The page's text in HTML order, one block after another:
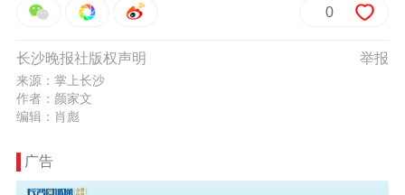
0
举报
长沙晚报社版权声明
来源：掌上长沙
作者：颜家文
编辑：肖彪
广告